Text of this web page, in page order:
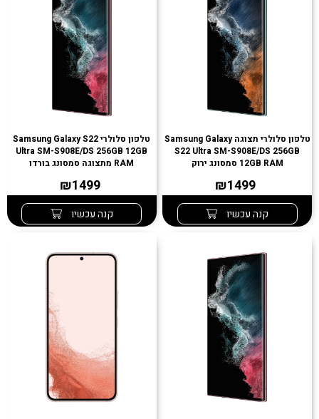
טלפון סלולרי תצוגה Samsung Galaxy
S22 Ultra SM-S908E/DS 256GB
12GB RAM סמסונג ירוק
₪1499
קנה עכשיו
טלפון סלולרי Samsung Galaxy S22
Ultra SM-S908E/DS 256GB 12GB
RAM מתצוגה סמסונג בורדו
₪1499
קנה עכשיו